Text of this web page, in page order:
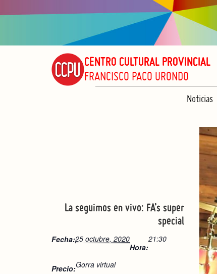
CENTRO CULTURAL PROVINCIAL
FRANCISCO PACO URONDO
Noticias
La seguimos en vivo: FA’s super
special
Fecha:25 octubre, 2020
Hora:
21:30
Precio:Gorra virtual